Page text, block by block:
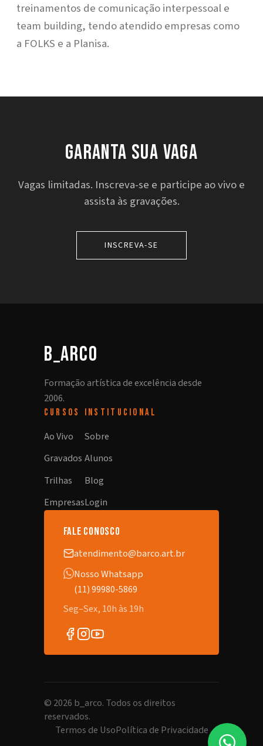
treinamentos de comunicação interpessoal e
team building, tendo atendido empresas como
a FOLKS e a Planisa.
Garanta sua vaga
Vagas limitadas. Inscreva-se e participe ao vivo e
assista às gravações.
INSCREVA-SE
b_arco
Formação artística de excelência desde
2006.
CURSOS
Ao Vivo
Gravados
Trilhas
Empresas
INSTITUCIONAL
Sobre
Alunos
Blog
Login
fale conosco
atendimento@barco.art.br
Nosso Whatsapp
(11) 99980-5869
Seg–Sex, 10h às 19h
© 2026 b_arco. Todos os direitos
reservados.
Termos de UsoPolítica de Privacidade